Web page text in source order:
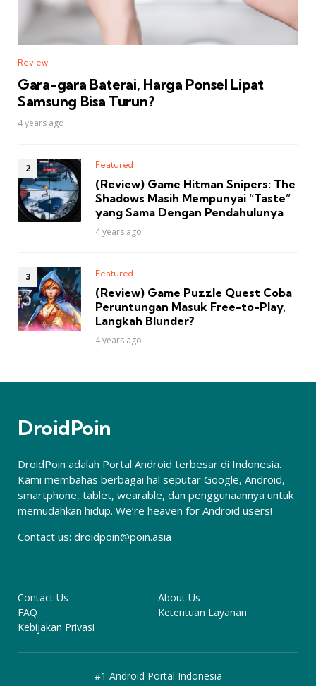
Review
Gara-gara Baterai, Harga Ponsel Lipat
Samsung Bisa Turun?
4 years ago
Featured
(Review) Game Hitman Snipers: The
Shadows Masih Mempunyai “Taste”
yang Sama Dengan Pendahulunya
4 years ago
Featured
(Review) Game Puzzle Quest Coba
Peruntungan Masuk Free-to-Play,
Langkah Blunder?
4 years ago
DroidPoin
DroidPoin adalah Portal Android terbesar di Indonesia.
Kami membahas berbagai hal seputar Google, Android,
smartphone, tablet, wearable, dan penggunaannya untuk
memudahkan hidup. We’re heaven for Android users!
Contact us: droidpoin@poin.asia
Contact Us
About Us
FAQ
Ketentuan Layanan
Kebijakan Privasi
#1 Android Portal Indonesia